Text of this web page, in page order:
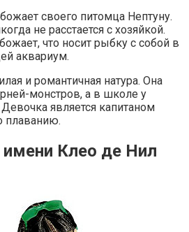
своего питомца Нептуну.
не расстается с хозяйкой.
что носит рыбку с собой в
аквариум.
и романтичная натура. Она
монстров, а в школе у
является капитаном
плаванию.
Клео де Нил